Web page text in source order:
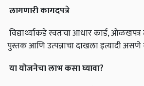
पुस्तक आणि उत्पन्नाचा दाखला इत्यादी